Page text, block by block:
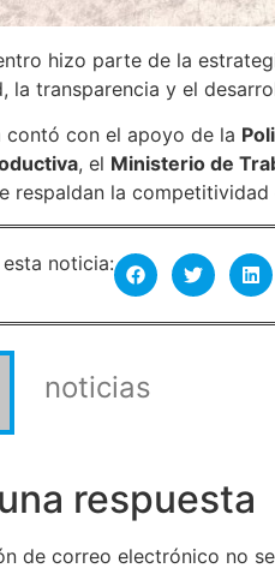
hizo parte de la
la transparencia y el
contó con el apoyo de la
, el Ministerio de
respaldan la
noticia:
noticias
respuesta
de correo electrónico no